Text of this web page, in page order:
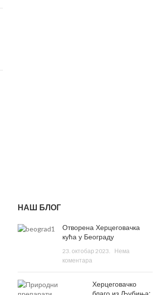
НАШ БЛОГ
Отворена Херцеговачка
кућа у Београду
23. октобар 2023.
Нема
коментара
Херцеговачко